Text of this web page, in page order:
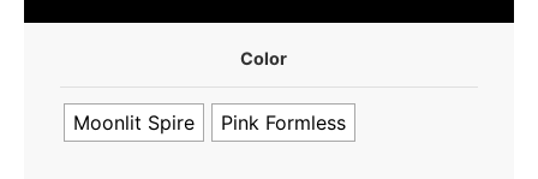
Color
Moonlit Spire Pink Formless